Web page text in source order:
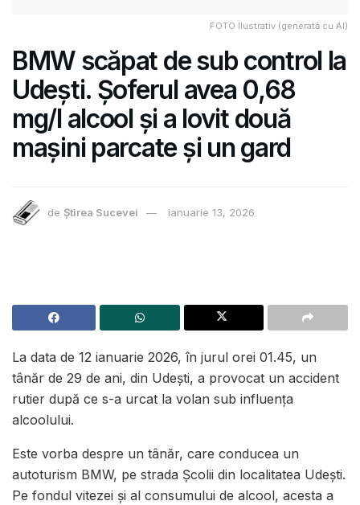
FOTO Ilustrativ (generată cu AI)
BMW scăpat de sub control la
Udești. Șoferul avea 0,68
mg/l alcool și a lovit două
mașini parcate și un gard
de Știrea Sucevei ianuarie 13, 2026
La data de 12 ianuarie 2026, în jurul orei 01.45, un
tânăr de 29 de ani, din Udești, a provocat un accident
rutier după ce s-a urcat la volan sub influența
alcoolului.
Este vorba despre un tânăr, care conducea un
autoturism BMW, pe strada Școlii din localitatea Udești.
Pe fondul vitezei și al consumului de alcool, acesta a